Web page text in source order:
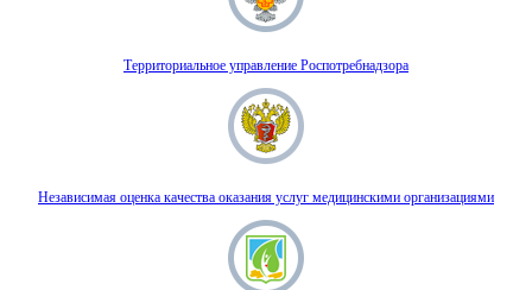
Территориальное управление Роспотребнадзора
Независимая оценка качества оказания услуг медицинскими организациями